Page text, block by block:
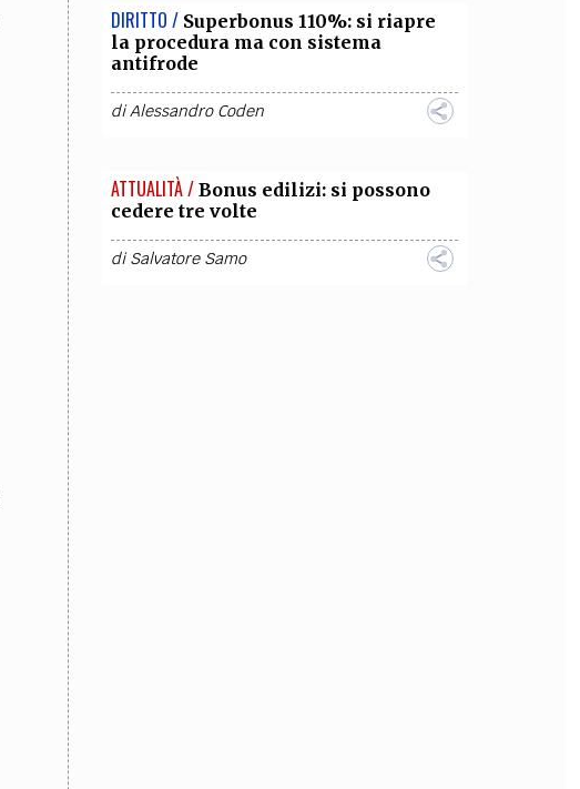
DIRITTO / Superbonus 110%: si riapre
la procedura ma con sistema
antifrode
diAlessandro Coden
ATTUALITÀ / Bonus edilizi: si possono
cedere tre volte
diSalvatore Samo